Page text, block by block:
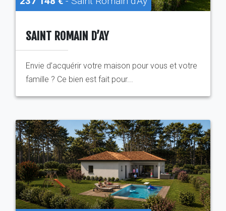
SAINT ROMAIN D’AY
Envie d’acquérir votre maison pour vous et votre
famille ? Ce bien est fait pour...